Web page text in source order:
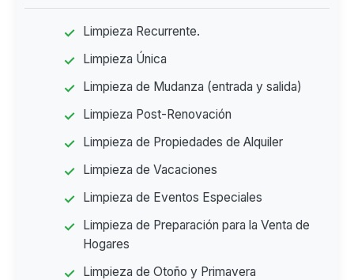
Limpieza Recurrente.
Limpieza Única
Limpieza de Mudanza (entrada y salida)
Limpieza Post-Renovación
Limpieza de Propiedades de Alquiler
Limpieza de Vacaciones
Limpieza de Eventos Especiales
Limpieza de Preparación para la Venta de
Hogares
Limpieza de Otoño y Primavera